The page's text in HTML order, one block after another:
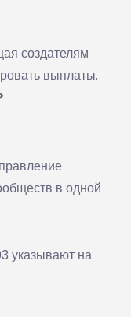
создателям
выплаты.
в одной
указывают на